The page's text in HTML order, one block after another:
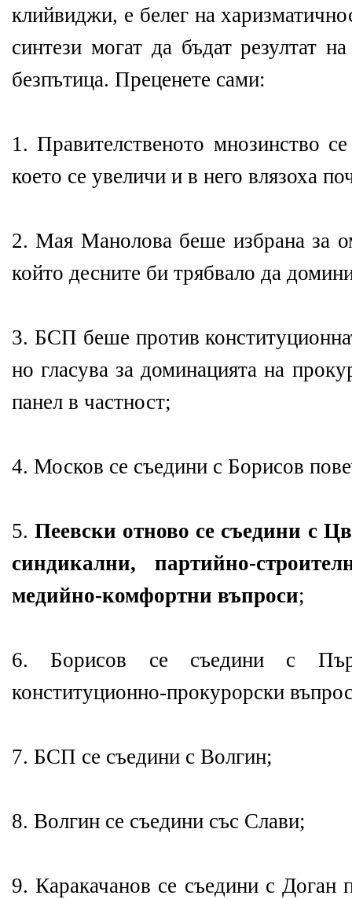
клийвиджи, е белег на
синтези могат да бъдат резултат
безпътица. Преценете сами:
1. Правителственото мнозинство
което се увеличи и в него влязоха
2. Мая Манолова беше избрана за
който десните би трябвало да
3. БСП беше против
но гласува за доминацията на
панел в частност;
4. Москов се съедини с Борисов
5. Пеевски отново се съедини с
синдикални, партийно-
медийно-комфортни въпроси;
6. Борисов се съедини с
конституционно-прокурорски
7. БСП се съедини с Волгин;
8. Волгин се съедини със Слави;
9. Каракачанов се съедини с Доган